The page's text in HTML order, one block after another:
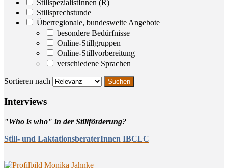
StillspezialistInnen (R)
Stillsprechstunde
Überregionale, bundesweite Angebote
besondere Bedürfnisse
Online-Stillgruppen
Online-Stillvorbereitung
verschiedene Sprachen
Sortieren nach
Inter­views
"Who is who" in der Stillförderung?
Still- und LaktationsberaterInnen IBCLC